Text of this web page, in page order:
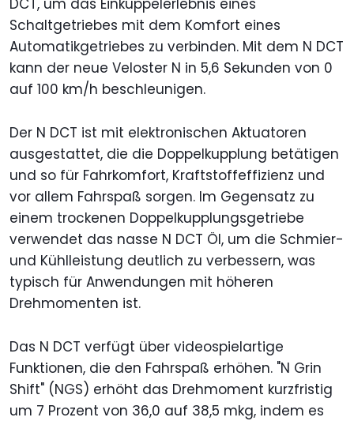
DCT, um das Einkuppelerlebnis eines
Schaltgetriebes mit dem Komfort eines
Automatikgetriebes zu verbinden. Mit dem N DCT
kann der neue Veloster N in 5,6 Sekunden von 0
auf 100 km/h beschleunigen.
Der N DCT ist mit elektronischen Aktuatoren
ausgestattet, die die Doppelkupplung betätigen
und so für Fahrkomfort, Kraftstoffeffizienz und
vor allem Fahrspaß sorgen. Im Gegensatz zu
einem trockenen Doppelkupplungsgetriebe
verwendet das nasse N DCT Öl, um die Schmier-
und Kühlleistung deutlich zu verbessern, was
typisch für Anwendungen mit höheren
Drehmomenten ist.
Das N DCT verfügt über videospielartige
Funktionen, die den Fahrspaß erhöhen. "N Grin
Shift" (NGS) erhöht das Drehmoment kurzfristig
um 7 Prozent von 36,0 auf 38,5 mkg, indem es